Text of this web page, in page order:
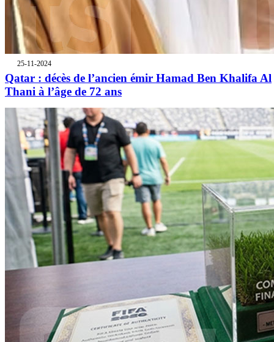
25-11-2024
Qatar : décès de l’ancien émir Hamad Ben Khalifa Al
Thani à l’âge de 72 ans